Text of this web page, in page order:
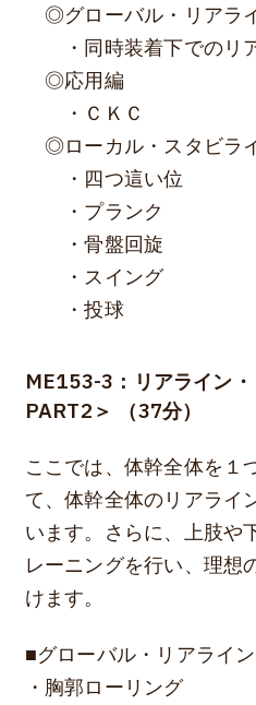
◎グローバル・リアラ
・同時装着下でのリ
◎応用編
・ＣＫＣ
◎ローカル・スタビラ
・四つ這い位
・プランク
・骨盤回旋
・スイング
・投球
ME153-3：リアライン
PART2＞ （37分）
ここでは、体幹全体を１
て、体幹全体のリアライ
います。さらに、上肢や
レーニングを行い、理想
けます。
■グローバル・リアライン
・胸郭ローリング